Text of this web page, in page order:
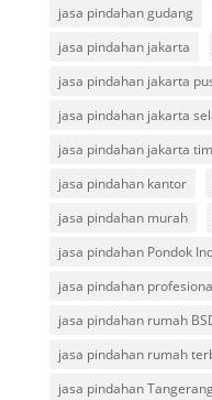
jasa pindahan gudang
jasa pindahan jakarta
jasa pindahan jakarta
jasa pindahan jakarta
jasa pindahan jakarta
jasa pindahan kantor
jasa pindahan murah
jasa pindahan Pondok
jasa pindahan
jasa pindahan rumah
jasa pindahan rumah
jasa pindahan